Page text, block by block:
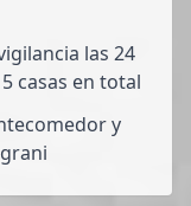
las 24
casas en total
y